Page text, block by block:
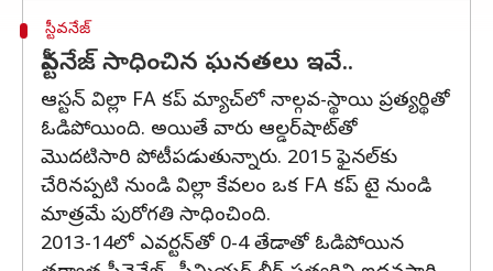
స్టీవనేజ్
స్టీవనేజ్ సాధించిన ఘనతలు ఇవే..
ఆస్టన్ విల్లా FA కప్ మ్యాచ్‌లో నాల్గవ-స్థాయి ప్రత్యర్థితో
ఓడిపోయింది. అయితే వారు ఆల్డర్‌షాట్‌తో
మొదటిసారి పోటీపడుతున్నారు. 2015 ఫైనల్‌కు
చేరినప్పటి నుండి విల్లా కేవలం ఒక FA కప్ టై నుండి
మాత్రమే పురోగతి సాధించింది.
2013-14లో ఎవర్టన్‌తో 0-4 తేడాతో ఓడిపోయిన